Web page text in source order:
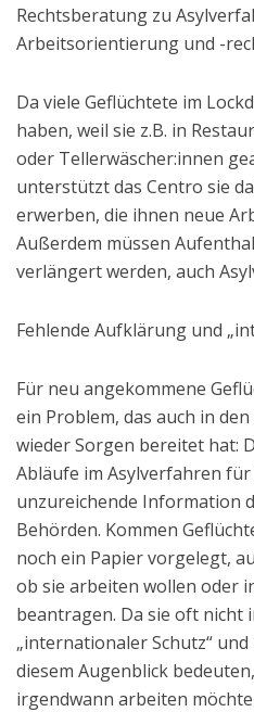
Rechtsberatung zu
Arbeitsorientierung und -
Da viele Geflüchtete im
haben, weil sie z.B. in
oder Tellerwäscher:innen
unterstützt das Centro sie
erwerben, die ihnen neue
Außerdem müssen
verlängert werden, auch
Fehlende Aufklärung und
Für neu angekommene
ein Problem, das auch in
wieder Sorgen bereitet hat:
Abläufe im Asylverfahren
unzureichende Information
Behörden. Kommen
noch ein Papier vorgelegt,
ob sie arbeiten wollen oder
beantragen. Da sie oft nicht
„internationaler Schutz“
diesem Augenblick
irgendwann arbeiten